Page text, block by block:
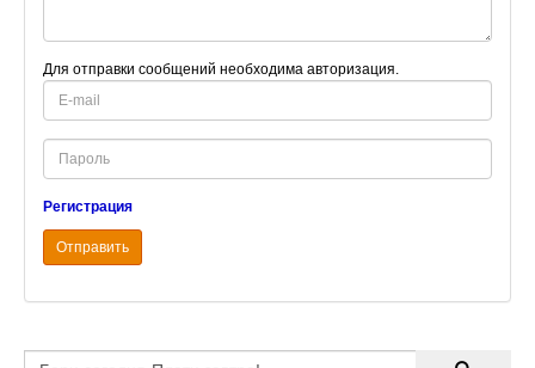
Для отправки сообщений необходима авторизация.
E-
mail
Password
Регистрация
Отправить